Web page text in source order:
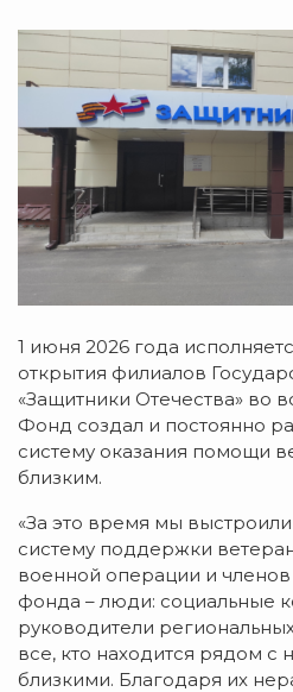
1 июня 2026 года
открытия филиалов
«Защитники Отечества» во
Фонд создал и постоянно
систему оказания помощи
близким.
«За это время мы
систему поддержки
военной операции и членов
фонда – люди: социальные
руководители
все, кто находится рядом
близкими. Благодаря их